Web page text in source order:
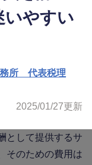
いやすい
務所 代表税理
2025/01/27更新
として提供するサ
そのための費用は